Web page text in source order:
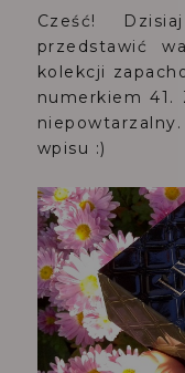
Cześć!
przedstawić
kolekcji
numerkiem 41.
wpisu :)